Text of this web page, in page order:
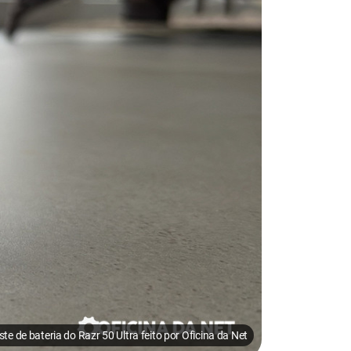
de bateria do Razr 50 Ultra feito por Oficina da Net